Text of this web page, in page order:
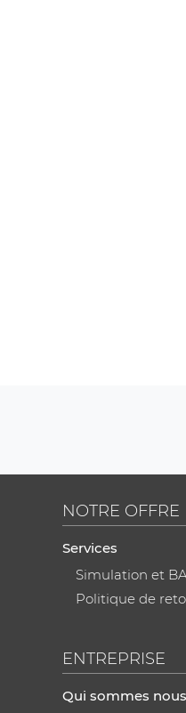
NOTRE OFFRE
Services
Simulation et
Politique de
ENTREPRISE
Qui sommes